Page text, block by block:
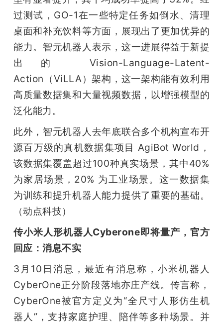
过测试，GO-1在一些特定任务如倒水、清理
桌面和补充饮料等方面，展现出了更加优异的
能力。智元机器人表示，这一进展得益于新提
出的 Vision-Language-Latent-
Action（ViLLA）架构，这一架构能有效利用
高质量数据集和大量视频数据，以增强模型的
泛化能力。
此外，智元机器人去年底联合多个机构宣布开
源百万级的真机数据集项目 AgiBot World，
该数据集覆盖超过100种真实场景，其中40%
为家居场景，20% 为工业场景。这一数据集
为训练和提升机器人能力提供了重要的基础。
（动点科技）
传小米人形机器人Cyberone即将量产，官方
回应：消息不实
3月10日消息，最近有消息称，小米机器人
CyberOne正分阶段落地亦庄产线。传言称，
CyberOne被官方定义为“全尺寸人形仿生机
器人”，支持家庭护理、陪伴等多种场景。并